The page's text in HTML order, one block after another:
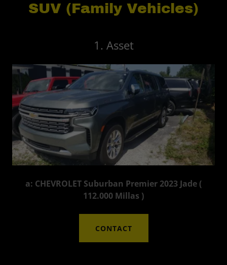
SUV (Family Vehicles)
1. Asset
a: CHEVROLET Suburban Premier 2023 Jade (
112.000 Millas )
CONTACT